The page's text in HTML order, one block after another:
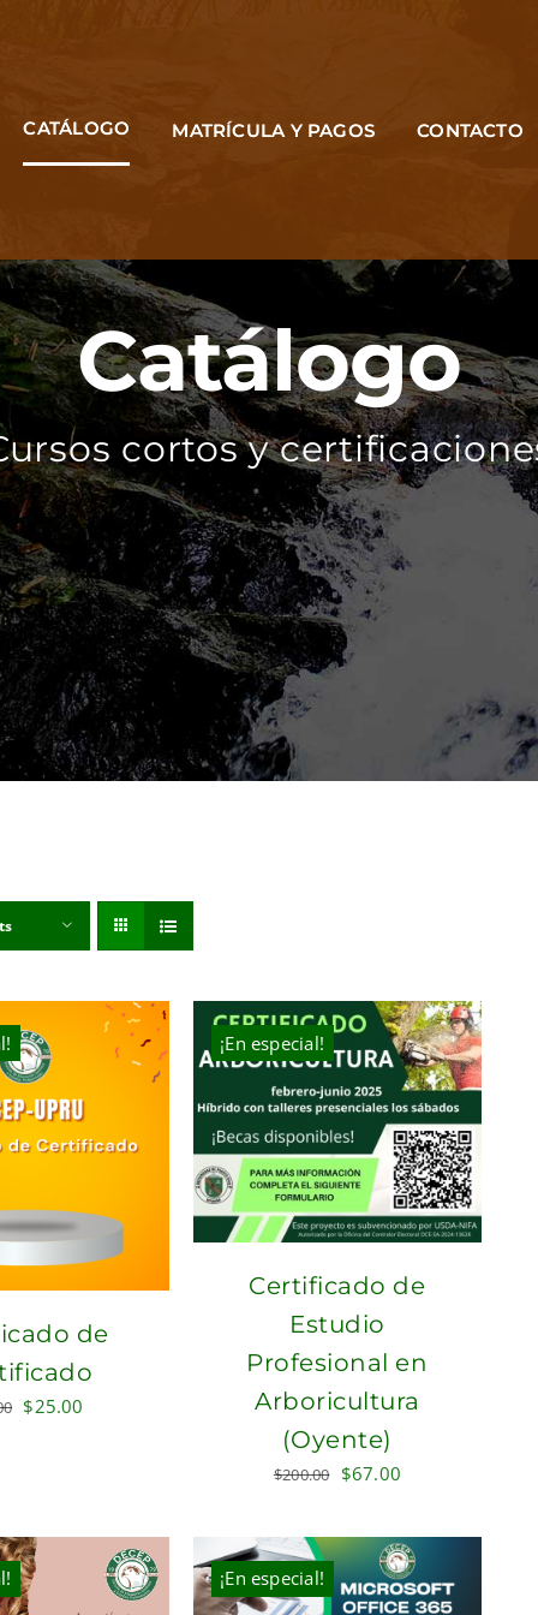
CATÁLOGO MATRÍCULA Y PAGOS CONTACTO
Catálogo
cortos y
de
Original
$25.00
¡En especial!
Certificado de
Estudio
Profesional en
Arboricultura
(Oyente)
$200.00 Original
was:
$200.00.
$67.00
is:
$67.00.
¡En especial!